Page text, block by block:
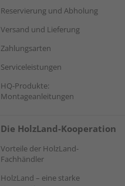
Reservierung und Abholung
Versand und Lieferung
Zahlungsarten
Serviceleistungen
HQ-Produkte:
Montageanleitungen
Die HolzLand-Kooperation
Vorteile der HolzLand-
Fachhändler
HolzLand – eine starke